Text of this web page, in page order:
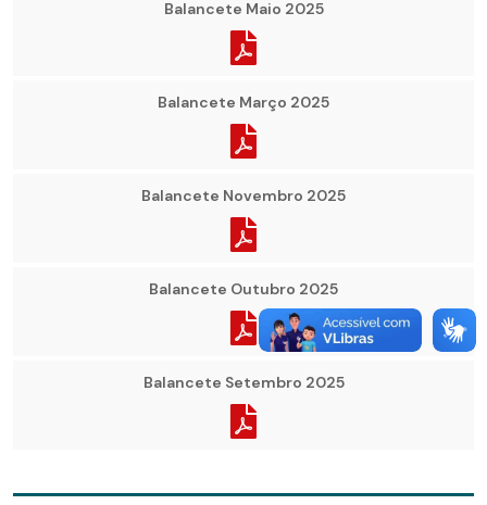
Balancete Maio 2025
Balancete Março 2025
Balancete Novembro 2025
Balancete Outubro 2025
Balancete Setembro 2025